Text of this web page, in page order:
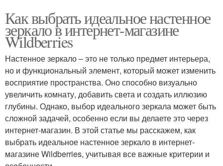
Как выбрать идеальное настенное
зеркало в интернет-магазине
Wildberries
Настенное зеркало – это не только предмет интерьера,
но и функциональный элемент, который может изменить
восприятие пространства. Оно способно визуально
увеличить комнату, добавить света и создать иллюзию
глубины. Однако, выбор идеального зеркала может быть
сложной задачей, особенно если вы делаете это через
интернет-магазин. В этой статье мы расскажем, как
выбрать идеальное настенное зеркало в интернет-
магазине Wildberries, учитывая все важные критерии и